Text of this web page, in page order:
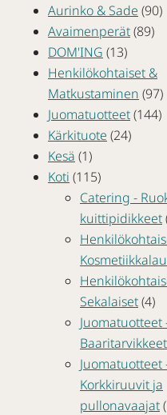
Aurinko & Sade (90)
Avaimenperät(89)
DOM'ING (13)
Henkilökohtaiset &
Matkustaminen (97)
Juomatuotteet(144)
Kärkituote (24)
Kesä (1)
Koti (115)
Catering -
kuittipidikkeet
Sekalaiset(4)
Juomatuotteet
Baaritarvikkeet
Juomatuotteet
Korkkiruuvit ja
pullonavaajat